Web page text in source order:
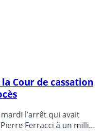
Cour de cassation
l’arrêt qui avait
Ferracci à un million